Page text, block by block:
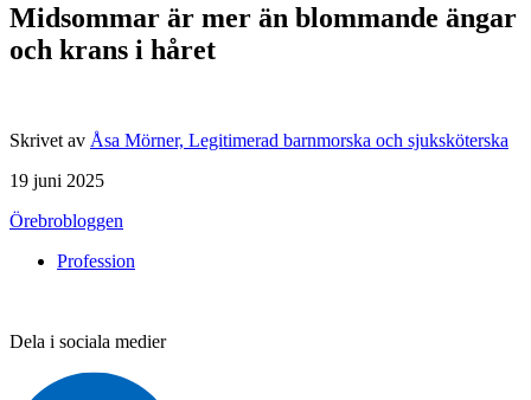
Midsommar är mer än blommande ängar
och krans i håret
Skrivet av Åsa Mörner, Legitimerad barnmorska och sjuksköterska
19 juni 2025
Örebrobloggen
Profession
Dela i sociala medier